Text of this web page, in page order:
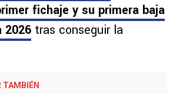
fichaje y su primera baja
2026 tras conseguir la
TAMBIÉN